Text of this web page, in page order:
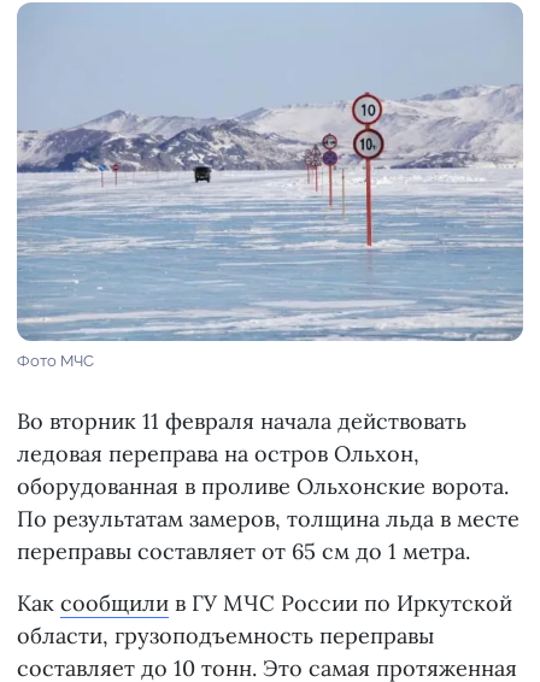
Фото МЧС
Во вторник 11 февраля начала действовать
ледовая переправа на остров Ольхон,
оборудованная в проливе Ольхонские ворота.
По результатам замеров, толщина льда в месте
переправы составляет от 65 см до 1 метра.
Как сообщили в ГУ МЧС России по Иркутской
области, грузоподъемность переправы
составляет до 10 тонн. Это самая протяженная